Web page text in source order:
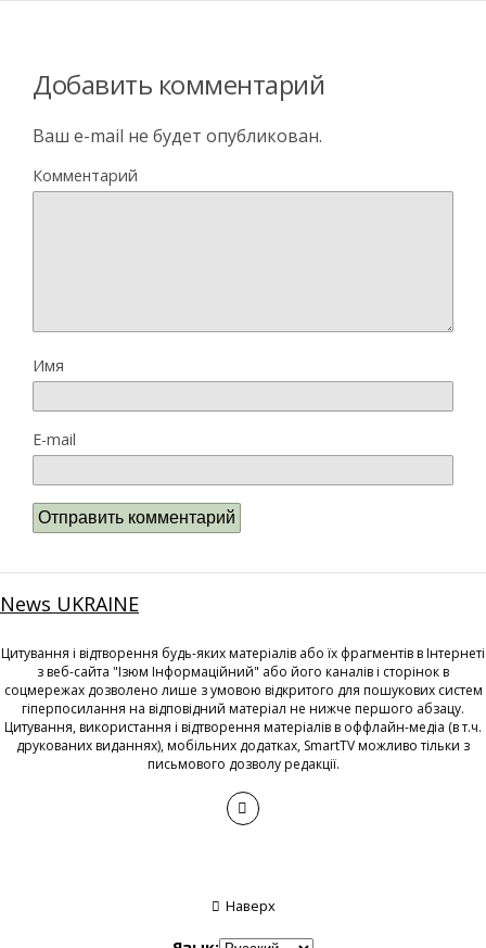
Добавить комментарий
Ваш e-mail не будет опубликован.
Комментарий
Имя
E-mail
News UKRAINE
Цитування і відтворення будь-яких матеріалів або їх фрагментів в Інтернеті
з веб-сайта "Ізюм Інформаційний" або його каналів і сторінок в
соцмережах дозволено лише з умовою відкритого для пошукових систем
гіперпосилання на відповідний матеріал не нижче першого абзацу.
Цитування, використання і відтворення матеріалів в оффлайн-медіа (в т.ч.
друкованих виданнях), мобільних додатках, SmartTV можливо тільки з
письмового дозволу редакції.
Наверх